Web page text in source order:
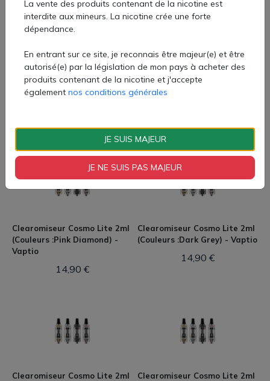
Pod de remplacement Argus
Top Fill V2 3ml (0.4/0.7/1.0)
Pod de remplacement Argus
Top Fill V2 3ml (0.4/0.7/1.0)
Clearomiseur Cosmo Lite 2ml
(Couleurs :Pink Diamond) -
Vaptio
14,90 €
Clearomiseur Cosmo Lite 2ml
(Couleurs :Dark Grey) - Vaptio
14,90 €
Clearomiseur Cosmo Lite 2ml
Clearomiseur Cosmo Lite 2ml
La vente des produits contenant de la nicotine est
interdite aux mineurs. La nicotine crée une forte
dépendance.
En entrant sur ce site, je reconnais être majeur(e) et être
autorisé(e) par la législation de mon pays à acheter des
produits contenant de la nicotine et j'accepte
également nos conditions générales
JE SUIS MAJEUR
JE NE SUIS PAS MAJEUR